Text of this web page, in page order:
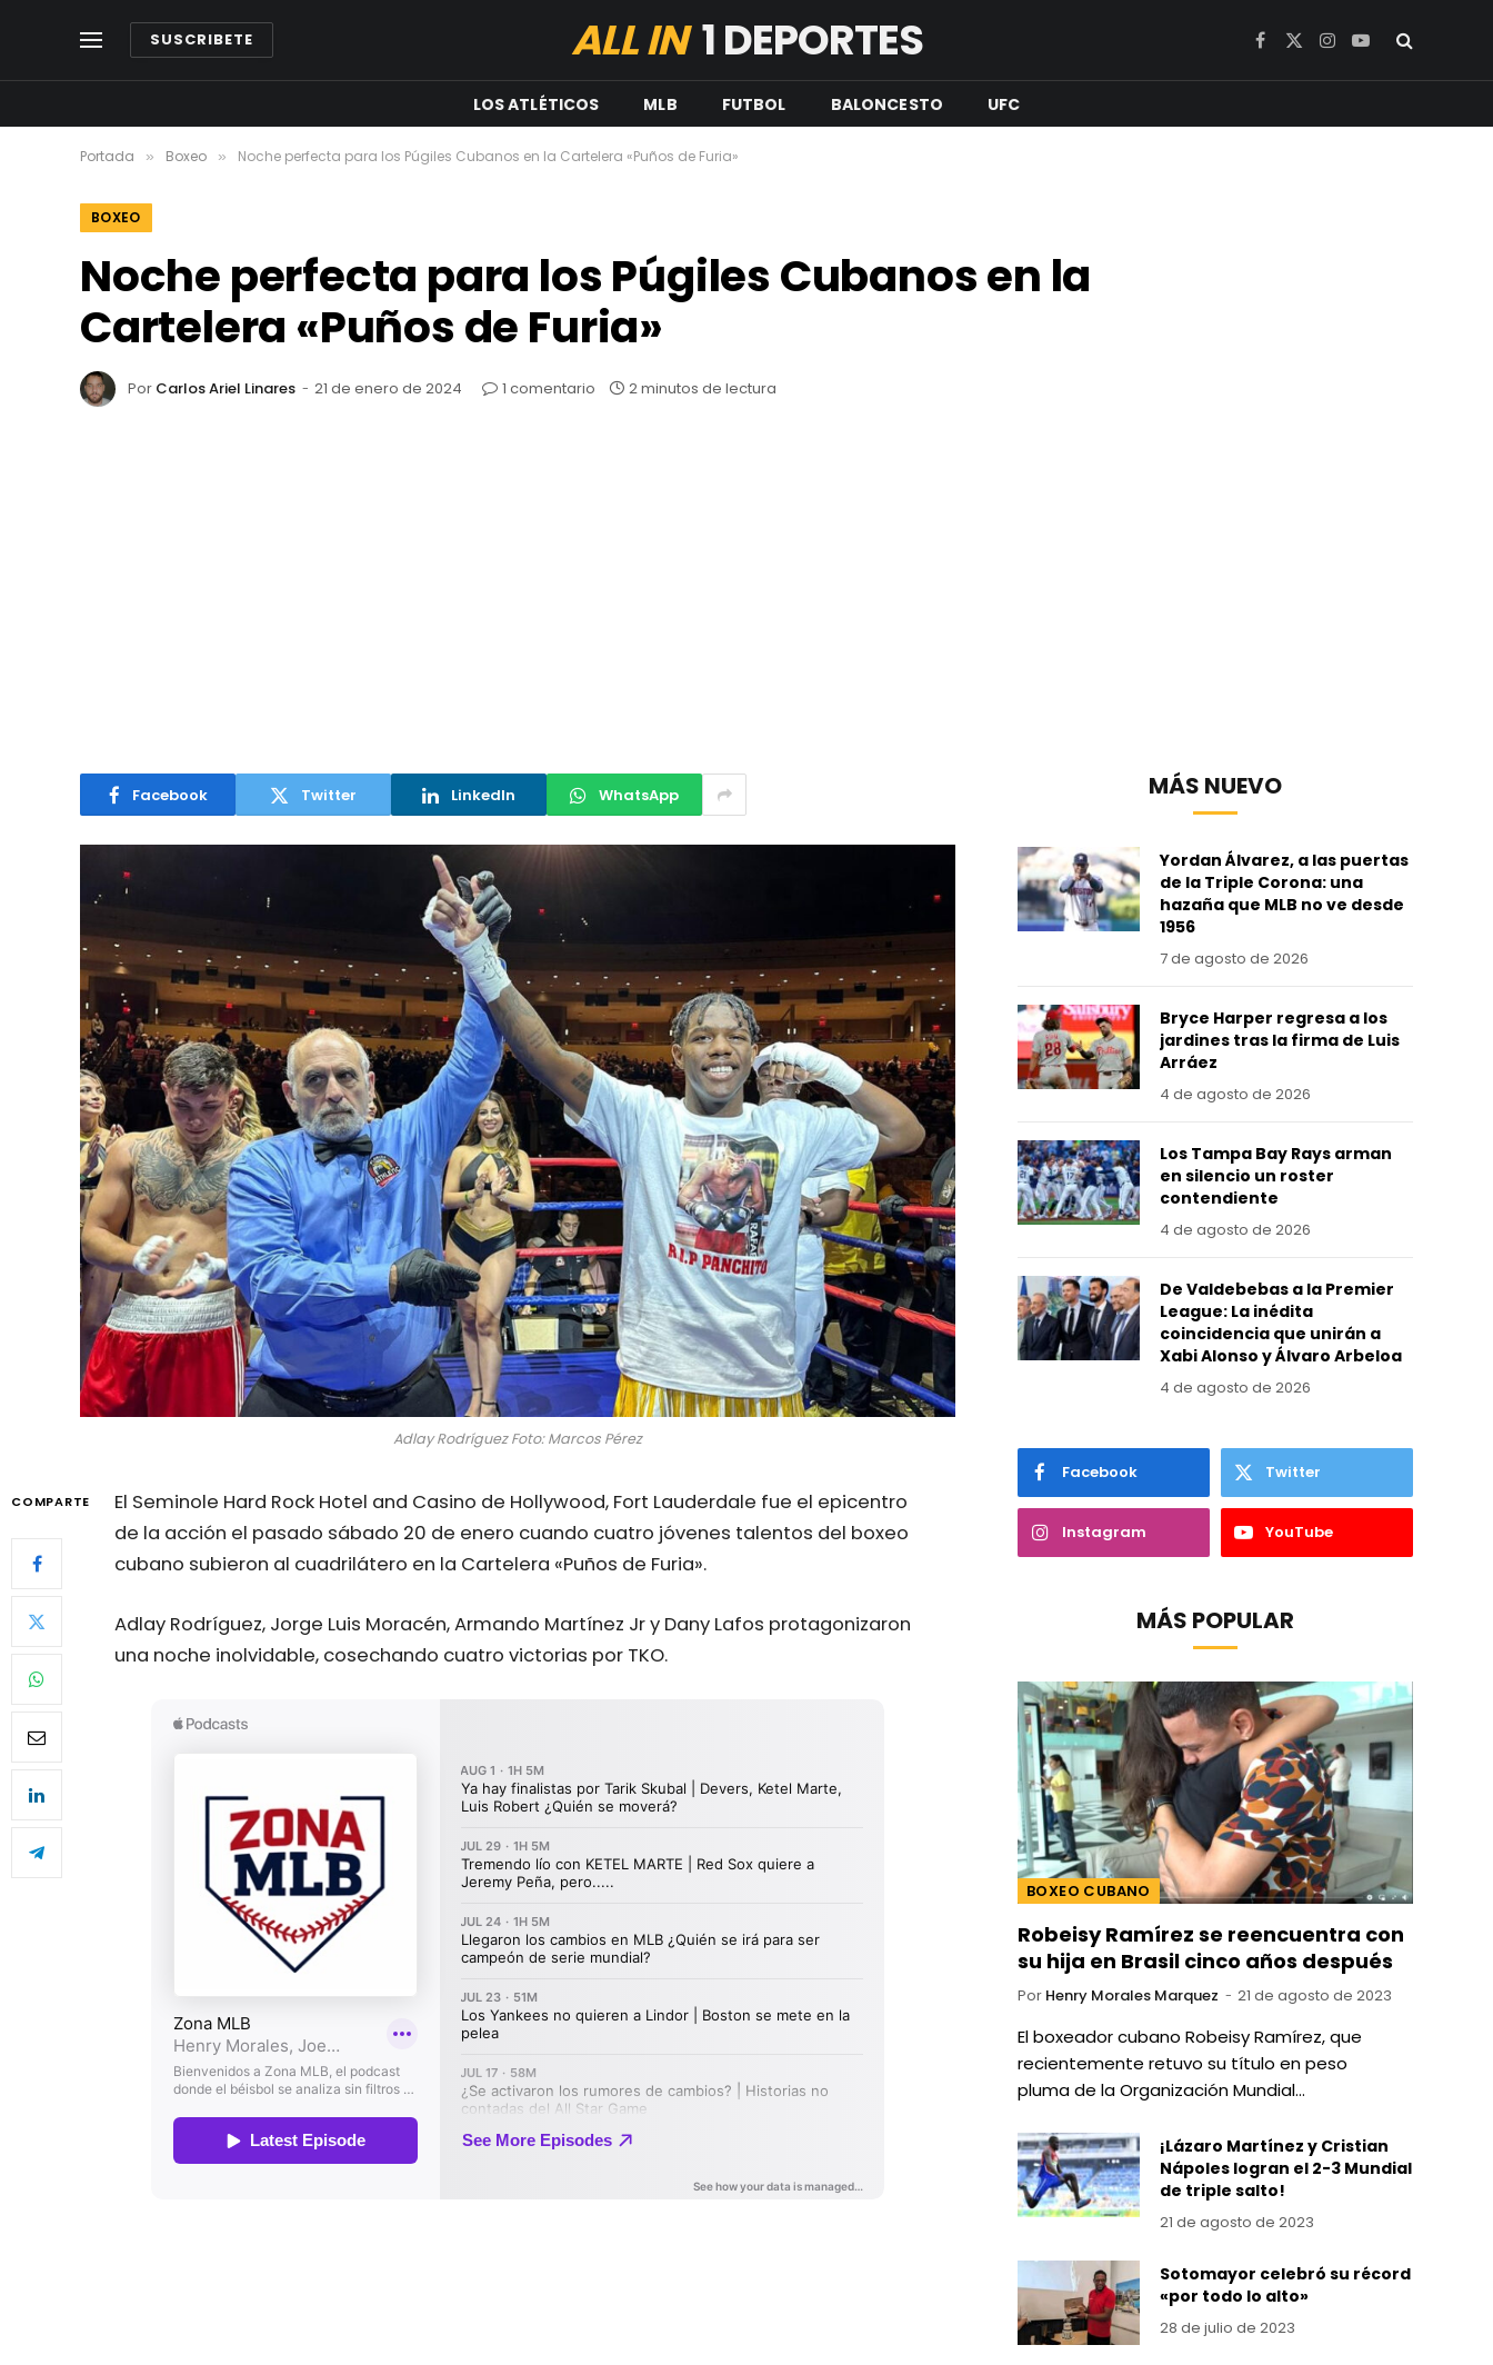
SUSCRIBETE ALL IN1 DEPORTES Facebook
X
Instagram
YouTube
LOS ATLÉTICOS MLB FUTBOL BALONCESTO UFC
Portada » Boxeo » Noche perfecta para los Púgiles Cubanos en la Cartelera «Puños de Furia»
BOXEO
Noche perfecta para los Púgiles Cubanos en la
Cartelera «Puños de Furia»
Por Carlos Ariel Linares 21 de enero de 2024 1 comentario 2 minutos de lectura
Facebook Twitter LinkedIn WhatsApp
Adlay Rodríguez Foto: Marcos Pérez
COMPARTE
El Seminole Hard Rock Hotel and Casino de Hollywood, Fort Lauderdale fue el epicentro
de la acción el pasado sábado 20 de enero cuando cuatro jóvenes talentos del boxeo
cubano subieron al cuadrilátero en la Cartelera «Puños de Furia».
Adlay Rodríguez, Jorge Luis Moracén, Armando Martínez Jr y Dany Lafos protagonizaron
una noche inolvidable, cosechando cuatro victorias por TKO.
MÁS NUEVO
Yordan Álvarez, a las puertas
de la Triple Corona: una
hazaña que MLB no ve desde
1956
7 de agosto de 2026
Bryce Harper regresa a los
jardines tras la firma de Luis
Arráez
4 de agosto de 2026
Los Tampa Bay Rays arman
en silencio un roster
contendiente
4 de agosto de 2026
De Valdebebas a la Premier
League: La inédita
coincidencia que unirán a
Xabi Alonso y Álvaro Arbeloa
4 de agosto de 2026
Facebook Twitter
Instagram YouTube
MÁS POPULAR
BOXEO CUBANO
Robeisy Ramírez se reencuentra con
su hija en Brasil cinco años después
Por Henry Morales Marquez 21 de agosto de 2023
El boxeador cubano Robeisy Ramírez, que
recientemente retuvo su título en peso
pluma de la Organización Mundial…
¡Lázaro Martínez y Cristian
Nápoles logran el 2-3 Mundial
de triple salto!
21 de agosto de 2023
Sotomayor celebró su récord
«por todo lo alto»
28 de julio de 2023